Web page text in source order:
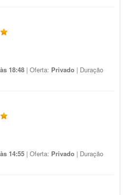
18:48 | Oferta: Privado | Duração
14:55 | Oferta: Privado | Duração